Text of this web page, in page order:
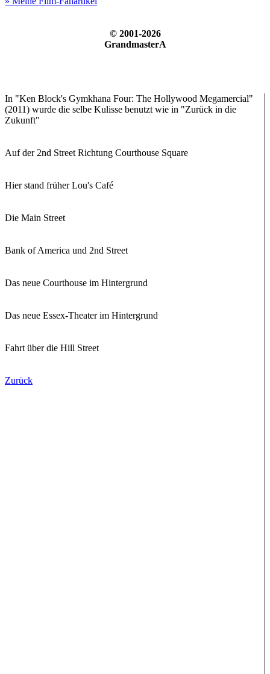
© 2001-2026
GrandmasterA
In "Ken Block's Gymkhana Four: The Hollywood Megamercial"
(2011) wurde die selbe Kulisse benutzt wie in "Zurück in die
Zukunft"
Auf der 2nd Street Richtung Courthouse Square
Hier stand früher Lou's Café
Die Main Street
Bank of America und 2nd Street
Das neue Courthouse im Hintergrund
Das neue Essex-Theater im Hintergrund
Fahrt über die Hill Street
Zurück